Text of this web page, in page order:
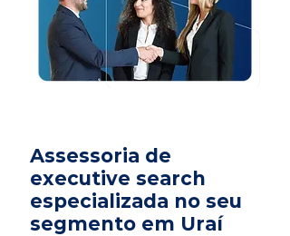
Assessoria de
executive search
especializada no seu
segmento em Uraí